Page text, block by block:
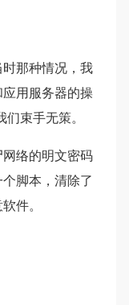
那种情况，我
用服务器的操
束手无策。
络的明文密码
脚本，清除了
件。